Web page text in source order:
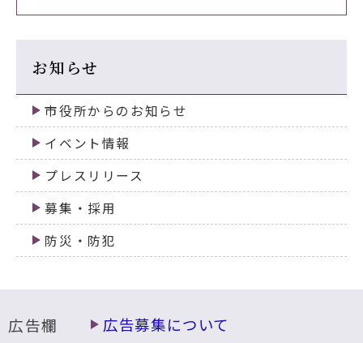
お知らせ
市役所からのお知らせ
イベント情報
プレスリリース
募集・採用
防災・防犯
広告欄 広告募集について